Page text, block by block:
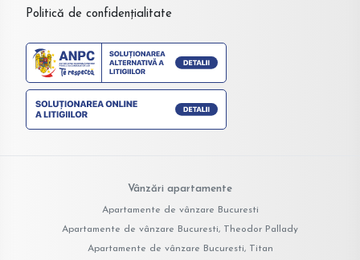
Politică de confidențialitate
Vânzări apartamente
Apartamente de vânzare Bucuresti
Apartamente de vânzare Bucuresti, Theodor Pallady
Apartamente de vânzare Bucuresti, Titan